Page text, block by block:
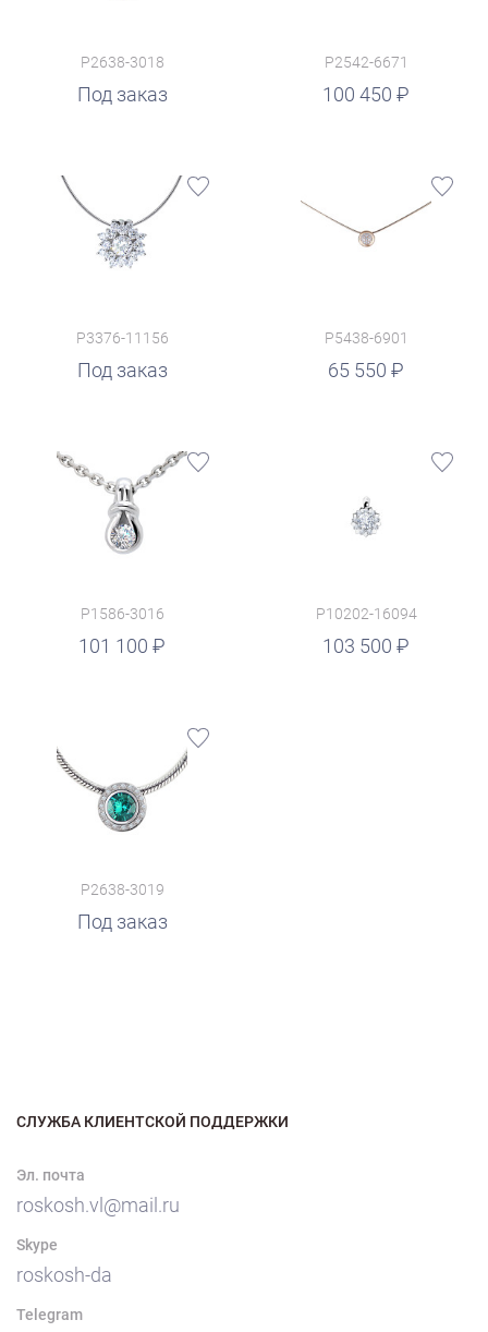
P2638-3018
Под заказ
P2542-6671
100 450
руб.
P3376-11156
Под заказ
P5438-6901
65 550
руб.
P1586-3016
101 100
P10202-16094
103 500
руб.
P2638-3019
Под заказ
СЛУЖБА КЛИЕНТСКОЙ ПОДДЕРЖКИ
Эл. почта
roskosh.vl@mail.ru
Skype
roskosh-da
Telegram